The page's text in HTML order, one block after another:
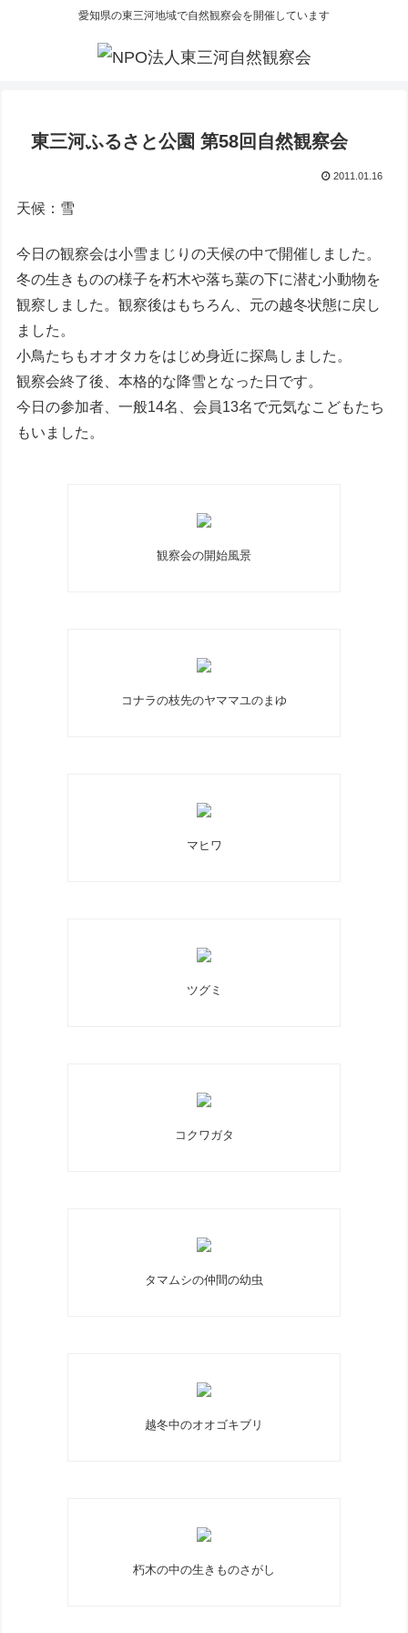
愛知県の東三河地域で自然観察会を開催しています
東三河ふるさと公園 第58回自然観察会
2011.01.16
天候：雪
今日の観察会は小雪まじりの天候の中で開催しました。
冬の生きものの様子を朽木や落ち葉の下に潜む小動物を
観察しました。観察後はもちろん、元の越冬状態に戻し
ました。
小鳥たちもオオタカをはじめ身近に探鳥しました。
観察会終了後、本格的な降雪となった日です。
今日の参加者、一般14名、会員13名で元気なこどもたち
もいました。
観察会の開始風景
コナラの枝先のヤママユのまゆ
マヒワ
ツグミ
コクワガタ
タマムシの仲間の幼虫
越冬中のオオゴキブリ
朽木の中の生きものさがし